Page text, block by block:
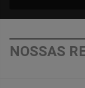
NOSSAS